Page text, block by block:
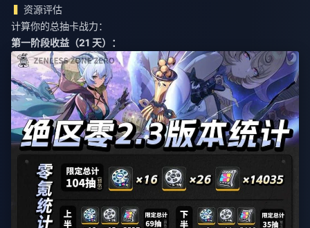
资源评估
计算你的总抽卡战力：
第一阶段收益（21 天）：